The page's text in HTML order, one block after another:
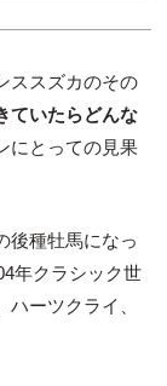
ススズカのその
ていたらどんな
にとっての見果
後種牡馬になっ
年クラシック世
ーツクライ、